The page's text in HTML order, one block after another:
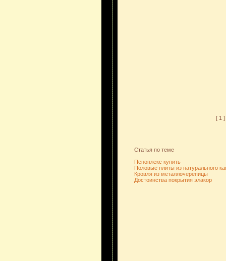
[ 1 ]
Статья по теме
Пеноплекс купить
Половые плиты из натурального
Кровля из металлочерепицы
Достоинства покрытия элакор